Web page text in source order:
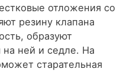
отложения со
резину клапана
образуют
ней и седле. На
старательная